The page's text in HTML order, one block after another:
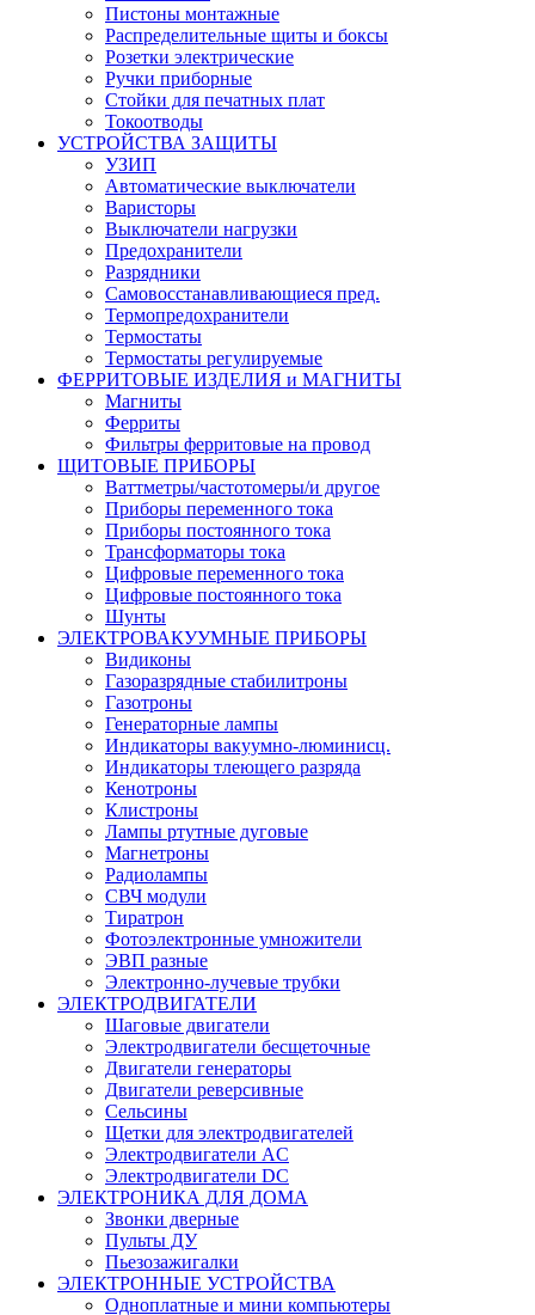
Пистоны монтажные
Распределительные щиты и боксы
Розетки электрические
Ручки приборные
Стойки для печатных плат
Токоотводы
УСТРОЙСТВА ЗАЩИТЫ
УЗИП
Автоматические выключатели
Варисторы
Выключатели нагрузки
Предохранители
Разрядники
Самовосстанавливающиеся пред.
Термопредохранители
Термостаты
Термостаты регулируемые
ФЕРРИТОВЫЕ ИЗДЕЛИЯ и МАГНИТЫ
Магниты
Ферриты
Фильтры ферритовые на провод
ЩИТОВЫЕ ПРИБОРЫ
Ваттметры/частотомеры/и другое
Приборы переменного тока
Приборы постоянного тока
Трансформаторы тока
Цифровые переменного тока
Цифровые постоянного тока
Шунты
ЭЛЕКТРОВАКУУМНЫЕ ПРИБОРЫ
Видиконы
Газоразрядные стабилитроны
Газотроны
Генераторные лампы
Индикаторы вакуумно-люминисц.
Индикаторы тлеющего разряда
Кенотроны
Клистроны
Лампы ртутные дуговые
Магнетроны
Радиолампы
СВЧ модули
Тиратрон
Фотоэлектронные умножители
ЭВП разные
Электронно-лучевые трубки
ЭЛЕКТРОДВИГАТЕЛИ
Шаговые двигатели
Электродвигатели бесщеточные
Двигатели генераторы
Двигатели реверсивные
Сельсины
Щетки для электродвигателей
Электродвигатели AC
Электродвигатели DC
ЭЛЕКТРОНИКА ДЛЯ ДОМА
Звонки дверные
Пульты ДУ
Пьезозажигалки
ЭЛЕКТРОННЫЕ УСТРОЙСТВА
Одноплатные и мини компьютеры